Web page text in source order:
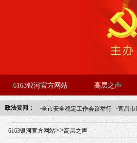
6163银河官方网站 高层之声
政法要闻： ·全市安全稳定工作会议举行 ·宜昌市
年“招才兴业”事业单位人才引进·北
6163银河官方网站>>高层之声